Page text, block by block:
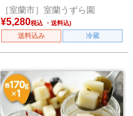
［室蘭市］室蘭うずら園
¥5,280税込
送料込み 冷蔵